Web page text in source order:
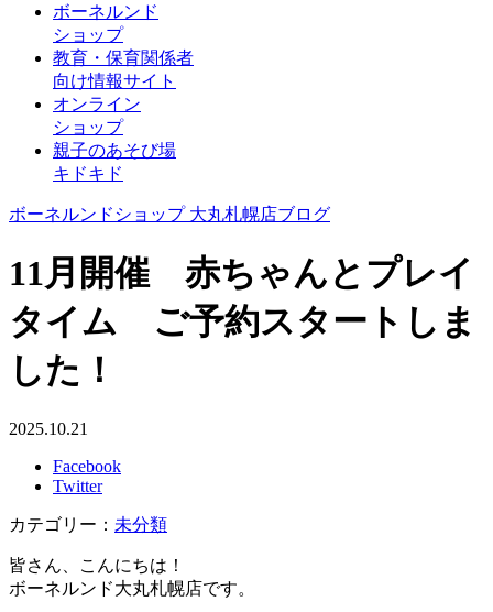
ボーネルンド
ショップ
教育・保育関係者
向け情報サイト
オンライン
ショップ
親子のあそび場
キドキド
ボーネルンドショップ 大丸札幌店ブログ
11月開催 赤ちゃんとプレイ
タイム ご予約スタートしま
した！
2025.10.21
Facebook
Twitter
カテゴリー： 未分類
皆さん、こんにちは！
ボーネルンド大丸札幌店です。